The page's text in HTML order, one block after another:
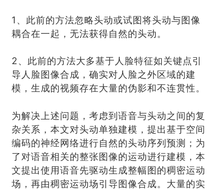
1、此前的方法忽略头动或试图将头动与图像
耦合在一起，无法获得自然的头动。
2、此前的方法大多基于人脸特征如关键点引
导人脸图像合成，确实对人脸之外区域的建
模，生成的视频存在大量的伪影和不连贯性。
为解决上述问题，考虑到语音与头动之间的复
杂关系，本文对头动单独建模，提出基于空间
编码的神经网络进行自然的头动序列预测；为
了对语音相关的整张图像的运动进行建模，本
文提出使用语音先驱动生成整幅图的稠密运动
场，再由稠密运动场引导图像合成。大量的实